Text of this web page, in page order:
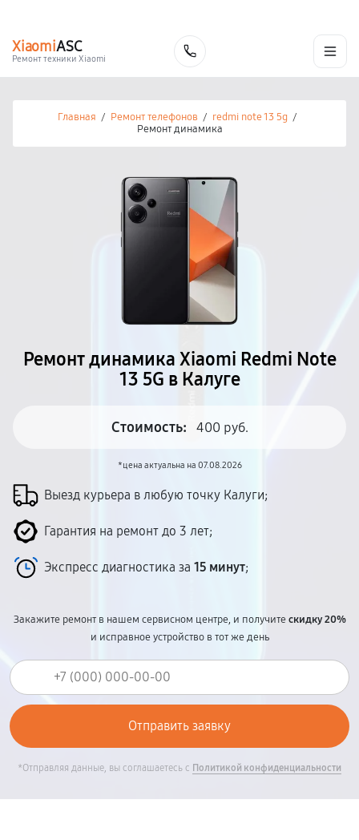
XiaomiASC
Ремонт техники Xiaomi
Главная / Ремонт телефонов / redmi note 13 5g /
Ремонт динамика
Ремонт динамика Xiaomi Redmi Note
13 5G в Калуге
Стоимость: 400 руб.
*цена актуальна на 07.08.2026
Выезд курьера в любую точку Калуги;
Гарантия на ремонт до 3 лет;
Экспресс диагностика за 15 минут;
Закажите ремонт в нашем сервисном центре, и получитескидку 20%
и исправное устройство в тот же день
*Отправляя данные, вы соглашаетесь с Политикой конфиденциальности